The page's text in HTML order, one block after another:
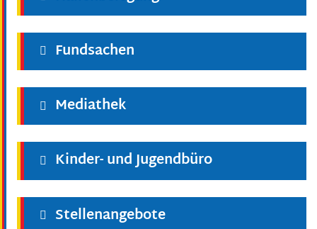
Fundsachen
Mediathek
Kinder- und Jugendbüro
Stellenangebote